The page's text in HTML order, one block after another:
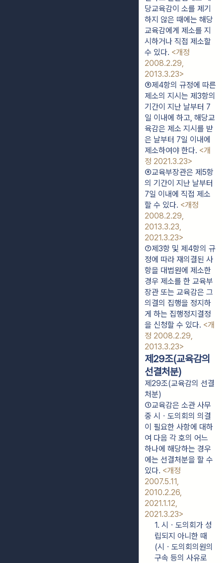
당교육감이 소를 제기
하지 않은 때에는 해당
교육감에게 제소를 지
시하거나 직접 제소할
수 있다. <개정
2008.2.29,
2013.3.23>
⑤제4항의 규정에 따른
제소의 지시는 제3항의
기간이 지난 날부터 7
일 이내에 하고, 해당교
육감은 제소 지시를 받
은 날부터 7일 이내에
제소하여야 한다. <개
정 2021.3.23>
⑥교육부장관은 제5항
의 기간이 지난 날부터
7일 이내에 직접 제소
할 수 있다. <개정
2008.2.29,
2013.3.23,
2021.3.23>
⑦제3항 및 제4항의 규
정에 따라 재의결된 사
항을 대법원에 제소한
경우 제소를 한 교육부
장관 또는 교육감은 그
의결의 집행을 정지하
게 하는 집행정지결정
을 신청할 수 있다. <개
정 2008.2.29,
2013.3.23>
제29조(교육감의
선결처분)
제29조(교육감의 선결
처분)
①교육감은 소관 사무
중 시ㆍ도의회의 의결
이 필요한 사항에 대하
여 다음 각 호의 어느
하나에 해당하는 경우
에는 선결처분을 할 수
있다. <개정
2007.5.11,
2010.2.26,
2021.1.12,
2021.3.23>
1. 시ㆍ도의회가 성
립되지 아니한 때
(시ㆍ도의회의원의
구속 등의 사유로